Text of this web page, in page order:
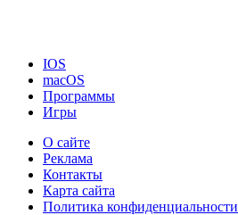
IOS
macOS
Программы
Игры
О сайте
Реклама
Контакты
Карта сайта
Политика конфиденциальности